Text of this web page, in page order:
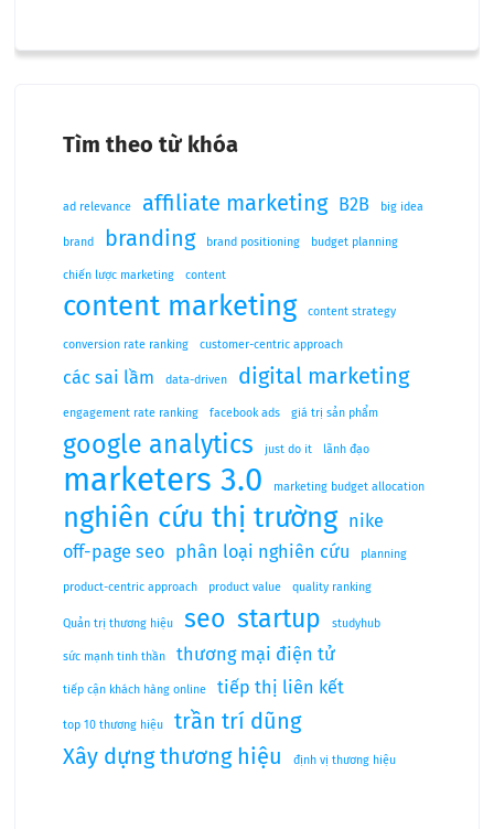
Tìm theo từ khóa
ad relevance affiliate marketing B2B big idea
brand branding brand positioning budget planning
chiến lược marketing content
content marketing content strategy
conversion rate ranking customer-centric approach
các sai lầm data-driven digital marketing
engagement rate ranking facebook ads giá trị sản phẩm
google analytics just do it lãnh đạo
marketers 3.0 marketing budget allocation
nghiên cứu thị trường
nike
off-page seo
phân loại nghiên cứu planning
product-centric approach product value quality ranking
Quản trị thương hiệu seo startup studyhub
sức mạnh tinh thần thương mại điện tử
tiếp cận khách hàng online tiếp thị liên kết
top 10 thương hiệu
trần trí dũng
Xây dựng thương hiệu
định vị thương hiệu